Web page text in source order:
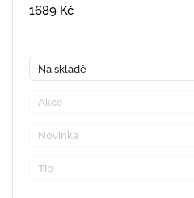
1689 Kč
Na skladě
Akce
Novinka
Tip